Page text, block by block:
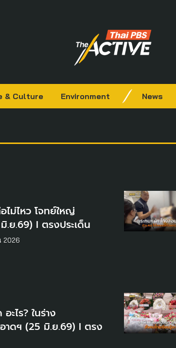
& Culture Environment News
ไม่ไหว โจทย์ใหญ่
.ย.69) I ตรงประเด็น
2026
ะไร? ในร่าง
าดฯ (25 มิ.ย.69) I ตรง